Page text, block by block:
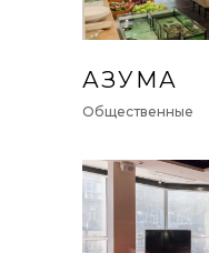
АЗУМА
Общественные